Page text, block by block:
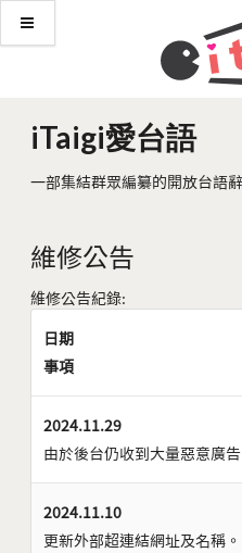
iTaigi愛台語
一部集結群眾編纂的開放台語
維修公告
維修公告紀錄:
日期
事項
2024.11.29
由於後台仍收到大量惡意廣
2024.11.10
更新外部超連結網址及名稱。